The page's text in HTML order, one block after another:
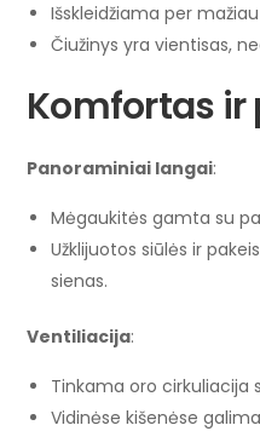
Išskleidžiama per
Čiužinys yra vientisas,
Komfortas
Panoraminiai langai:
Mėgaukitės gamta su
Užklijuotos siūlės ir
sienas.
Ventiliacija:
Tinkama oro cirkuliacija
Vidinėse kišenėse